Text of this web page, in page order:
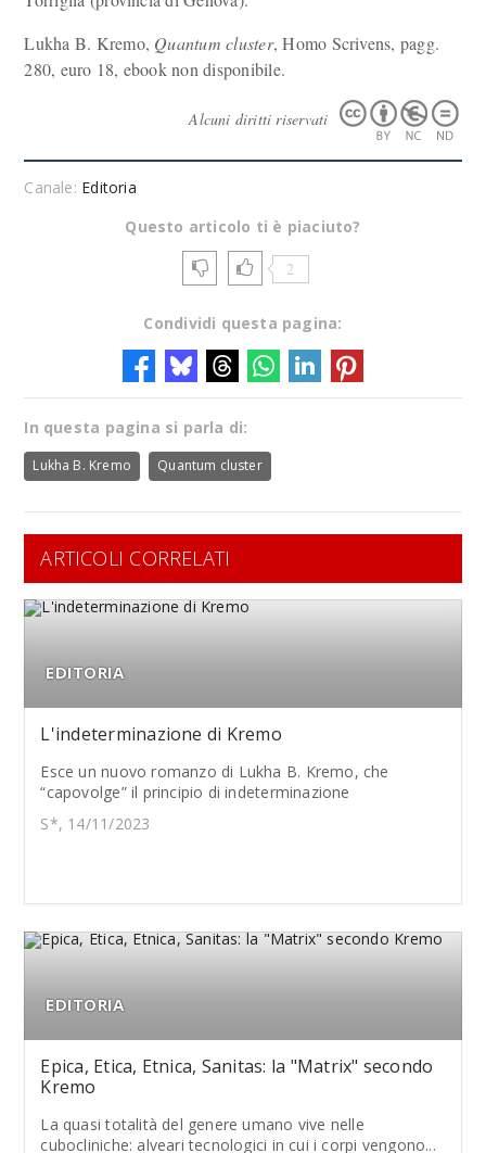
Lukha B. Kremo, Quantum cluster, Homo Scrivens, pagg.
280, euro 18, ebook non disponibile.
Alcuni diritti riservati
Canale: Editoria
Questo articolo ti è piaciuto?
2
Condividi questa pagina:
In questa pagina si parla di:
Lukha B. Kremo Quantum cluster
ARTICOLI CORRELATI
EDITORIA
L'indeterminazione di Kremo
Esce un nuovo romanzo di Lukha B. Kremo, che
“capovolge” il principio di indeterminazione
S*, 14/11/2023
EDITORIA
Epica, Etica, Etnica, Sanitas: la "Matrix" secondo
Kremo
La quasi totalità del genere umano vive nelle
cubocliniche: alveari tecnologici in cui i corpi vengono...